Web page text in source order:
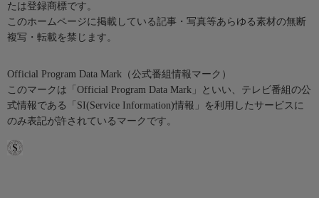
たは登録商標です。
このホームページに掲載している記事・写真等あらゆる素材の無断
複写・転載を禁じます。
Official Program Data Mark（公式番組情報マーク）
このマークは「Official Program Data Mark」といい、テレビ番組の公
式情報である「SI(Service Information)情報」を利用したサービスに
のみ表記が許されているマークです。